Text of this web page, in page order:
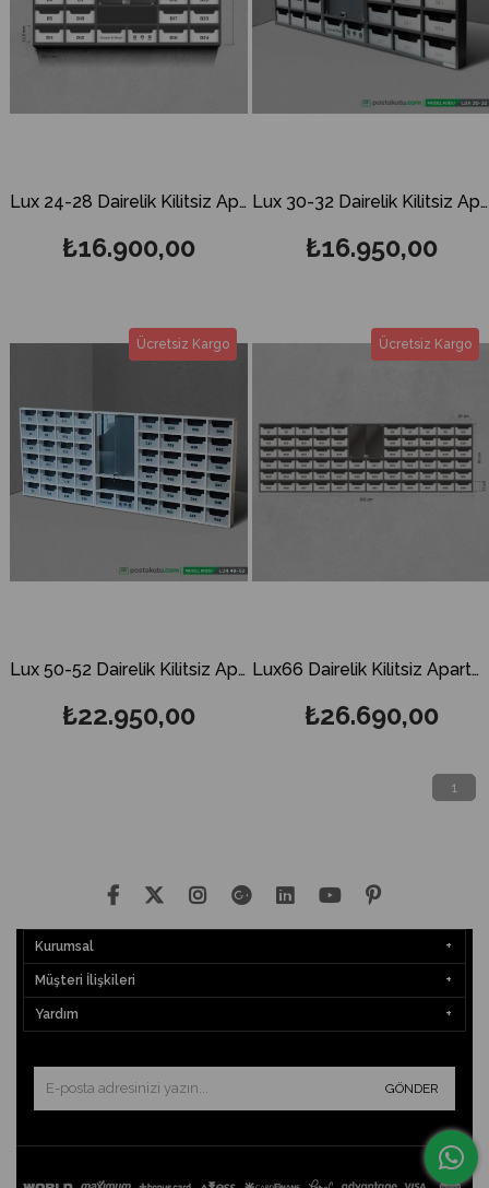
Lux 24-28 Dairelik Kilitsiz Apartman İlan Panosu ve Posta Kutusu
₺16.900,00
Lux 30-32 Dairelik Kilitsiz Apartman İlan Panosu ve Posta Kutusu
₺16.950,00
Lux 50-52 Dairelik Kilitsiz Apartman İlan Panosu ve Posta Kutusu
₺22.950,00
Ücretsiz Kargo
Lux66 Dairelik Kilitsiz Apartman İlan Panosu ve Posta Kutusu
₺26.690,00
Ücretsiz Kargo
1
Kurumsal
Müşteri İlişkileri
Yardım
GÖNDER